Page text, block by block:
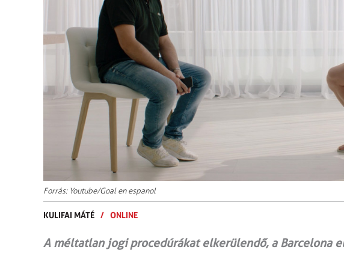
Forrás: Youtube/Goal en espanol
KULIFAI MÁTÉ / ONLINE
A méltatlan jogi procedúrákat elkerülendő, a Barcelona